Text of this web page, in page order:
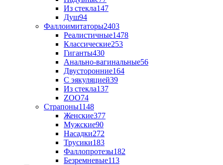
Из стекла147
Душ94
Фаллоимитаторы2403
Реалистичные1478
Классические253
Гиганты430
Анально-вагинальные56
Двусторонние164
С эякуляцией39
Из стекла137
ZOO74
Страпоны1148
Женские377
Мужские90
Насадки272
Трусики183
Фаллопротезы182
Безремневые113